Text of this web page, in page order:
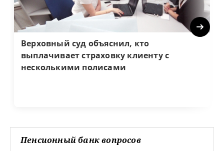
Верховный суд объяснил, кто
выплачивает страховку клиенту с
несколькими полисами
Next
Пенсионный банк вопросов